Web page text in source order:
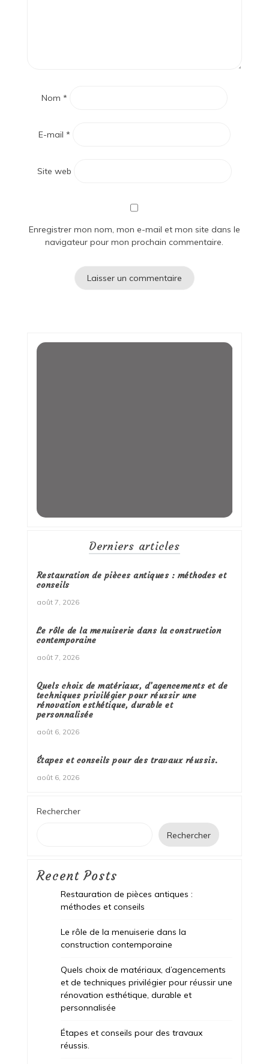
Nom *
E-mail *
Site web
Enregistrer mon nom, mon e-mail et mon site dans le
navigateur pour mon prochain commentaire.
Derniers articles
Restauration de pièces antiques : méthodes et
conseils
août 7, 2026
Le rôle de la menuiserie dans la construction
contemporaine
août 7, 2026
Quels choix de matériaux, d’agencements et de
techniques privilégier pour réussir une
rénovation esthétique, durable et
personnalisée
août 6, 2026
Étapes et conseils pour des travaux réussis.
août 6, 2026
Rechercher
Rechercher
Recent Posts
Restauration de pièces antiques :
méthodes et conseils
Le rôle de la menuiserie dans la
construction contemporaine
Quels choix de matériaux, d’agencements
et de techniques privilégier pour réussir une
rénovation esthétique, durable et
personnalisée
Étapes et conseils pour des travaux
réussis.